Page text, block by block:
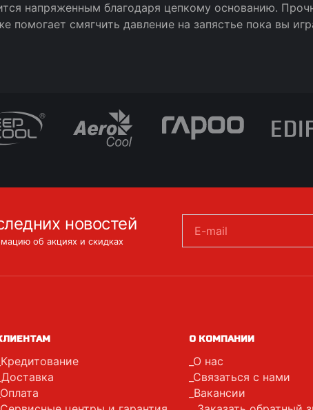
напряженным благодаря цепкому основанию.
помогает смягчить давление на запястье пока вы
новостей
об акциях и скидках
E-mail
Кредитование
Доставка
Оплата
О КОМПАНИИ
О нас
Связаться с нами
Вакансии